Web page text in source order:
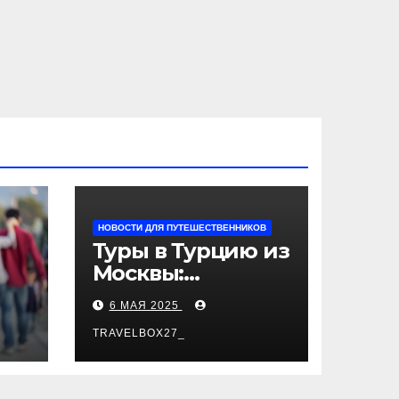
НОВОСТИ ДЛЯ ПУТЕШЕСТВЕННИКОВ
Туры в Турцию из
Москвы:
пляжный отдых,
экскурсии и
лучшие курорты
6 МАЯ 2025
TRAVELBOX27_